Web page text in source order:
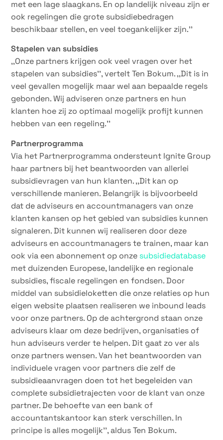
met een lage slaagkans. En op landelijk niveau zijn er
ook regelingen die grote subsidiebedragen
beschikbaar stellen, en veel toegankelijker zijn.’’
Stapelen van subsidies
,,Onze partners krijgen ook veel vragen over het
stapelen van subsidies’’, vertelt Ten Bokum. ,,Dit is in
veel gevallen mogelijk maar wel aan bepaalde regels
gebonden. Wij adviseren onze partners en hun
klanten hoe zij zo optimaal mogelijk profijt kunnen
hebben van een regeling.’’
Partnerprogramma
Via het Partnerprogramma ondersteunt Ignite Group
haar partners bij het beantwoorden van allerlei
subsidievragen van hun klanten. ,,Dit kan op
verschillende manieren. Belangrijk is bijvoorbeeld
dat de adviseurs en accountmanagers van onze
klanten kansen op het gebied van subsidies kunnen
signaleren. Dit kunnen wij realiseren door deze
adviseurs en accountmanagers te trainen, maar kan
ook via een abonnement op onze subsidiedatabase
met duizenden Europese, landelijke en regionale
subsidies, fiscale regelingen en fondsen. Door
middel van subsidieloketten die onze relaties op hun
eigen website plaatsen realiseren we inbound leads
voor onze partners. Op de achtergrond staan onze
adviseurs klaar om deze bedrijven, organisaties of
hun adviseurs verder te helpen. Dit gaat zo ver als
onze partners wensen. Van het beantwoorden van
individuele vragen voor partners die zelf de
subsidieaanvragen doen tot het begeleiden van
complete subsidietrajecten voor de klant van onze
partner. De behoefte van een bank of
accountantskantoor kan sterk verschillen. In
principe is alles mogelijk’’, aldus Ten Bokum.